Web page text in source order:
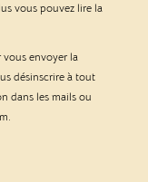
vous pouvez lire la
vous envoyer la
désinscrire à tout
dans les mails ou